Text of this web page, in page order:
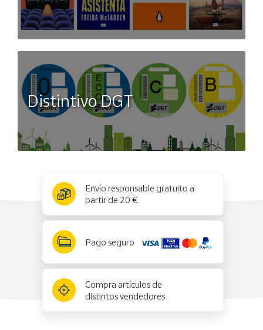
Distintivo DGT
Envío responsable gratuito a
partir de 20 €
Pago seguro
Compra artículos de
distintos vendedores